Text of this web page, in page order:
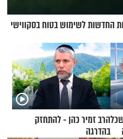
החדשות לשימוש בטוח בסקווישי
הרב זמיר כהן - להתחזק
בהדרגה